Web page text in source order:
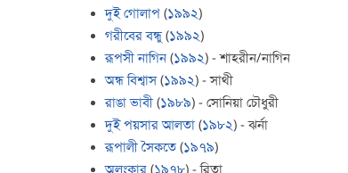
দুই গোলাপ (১৯৯২)
গরীবের বন্ধু(১৯৯২)
রূপসী নাগিন (১৯৯২) - শাহরীন/নাগিন
অন্ধ বিশ্বাস(১৯৯২) - সাথী
রাঙা ভাবী (১৯৮৯) - সোনিয়া চৌধুরী
দুই পয়সার আলতা (১৯৮২) - ঝর্না
রূপালী সৈকতে (১৯৭৯)
অলংকার (১৯৭৮) - রিতা